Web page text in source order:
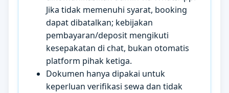
Jika tidak memenuhi syarat, booking
dapat dibatalkan; kebijakan
pembayaran/deposit mengikuti
kesepakatan di chat, bukan otomatis
platform pihak ketiga.
Dokumen hanya dipakai untuk
keperluan verifikasi sewa dan tidak